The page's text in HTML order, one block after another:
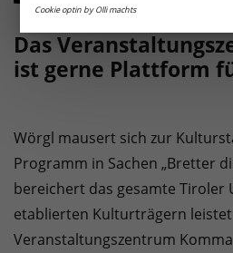
Das
ist gerne Plattform
Wörgl mausert sich zur
Programm in Sachen „Bretter
bereichert das gesamte Tiroler
etablierten Kulturträgern
Veranstaltungszentrum
Cookie optin by Olli machts